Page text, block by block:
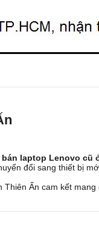
bán laptop Lenovo cũ
đổi sang thiết bị
Ấn cam kết